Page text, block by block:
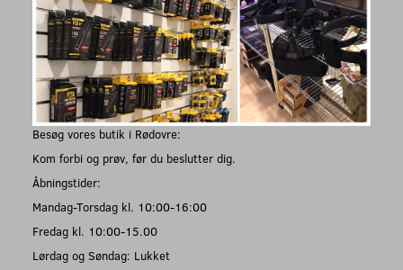
Besøg vores butik i Rødovre:
Kom forbi og prøv, før du beslutter dig.
Åbningstider:
Mandag-Torsdag kl. 10:00-16:00
Fredag kl. 10:00-15.00
Lørdag og Søndag: Lukket